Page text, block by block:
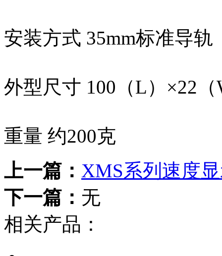
安装方式 35mm标准导轨
外型尺寸 100（L）×22
重量 约200克
上一篇： XMS系列速度
下一篇： 无
相关产品：